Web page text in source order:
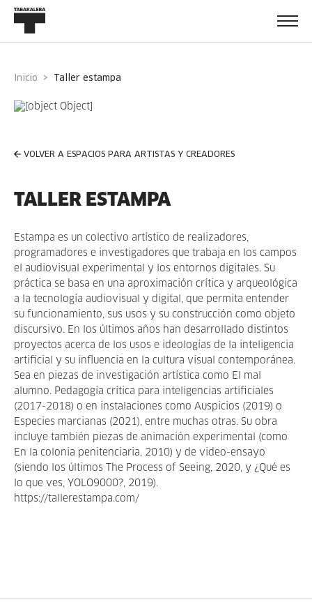
Inicio taller estampa
VOLVER A ESPACIOS PARA ARTISTAS Y CREADORES
TALLER ESTAMPA
Estampa es un colectivo artístico de realizadores,
programadores e investigadores que trabaja en los campos
el audiovisual experimental y los entornos digitales. Su
práctica se basa en una aproximación crítica y arqueológica
a la tecnología audiovisual y digital, que permita entender
su funcionamiento, sus usos y su construcción como objeto
discursivo. En los últimos años han desarrollado distintos
proyectos acerca de los usos e ideologías de la inteligencia
artificial y su influencia en la cultura visual contemporánea.
Sea en piezas de investigación artística como El mal
alumno. Pedagogía crítica para inteligencias artificiales
(2017-2018) o en instalaciones como Auspicios (2019) o
Especies marcianas (2021), entre muchas otras. Su obra
incluye también piezas de animación experimental (como
En la colonia penitenciaria, 2010) y de video-ensayo
(siendo los últimos The Process of Seeing, 2020, y ¿Qué es
lo que ves, YOLO9000?, 2019).
https://tallerestampa.com/